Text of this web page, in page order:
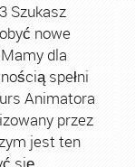
Szukasz
nowe
dla
spełni
Animatora
przez
jest ten